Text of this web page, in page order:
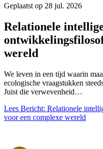
Geplaatst op 28 jul. 2026
Relationele
wereld
We leven in een tijd waarin
ecologische vraagstukken
Juist die verwevenheid…
Lees Bericht: Relationele
voor een complexe wereld